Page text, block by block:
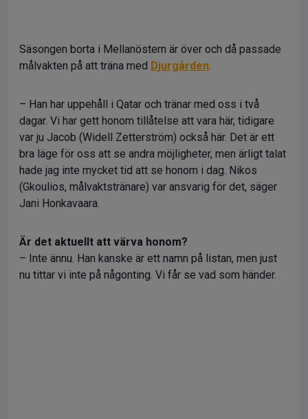
Säsongen borta i Mellanöstern är över och då passade
målvakten på att träna med Djurgården.
– Han har uppehåll i Qatar och tränar med oss i två
dagar. Vi har gett honom tillåtelse att vara här, tidigare
var ju Jacob (Widell Zetterström) också här. Det är ett
bra läge för oss att se andra möjligheter, men ärligt talat
hade jag inte mycket tid att se honom i dag. Nikos
(Gkoulios, målvaktstränare) var ansvarig för det, säger
Jani Honkavaara.
Är det aktuellt att värva honom?
– Inte ännu. Han kanske är ett namn på listan, men just
nu tittar vi inte på någonting. Vi får se vad som händer.